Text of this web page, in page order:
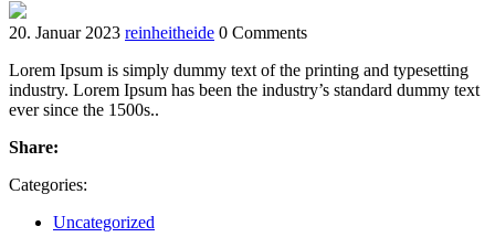
20. Januar 2023 reinheitheide 0 Comments
Lorem Ipsum is simply dummy text of the printing and typesetting
industry. Lorem Ipsum has been the industry’s standard dummy text
ever since the 1500s..
Share:
Categories:
Uncategorized